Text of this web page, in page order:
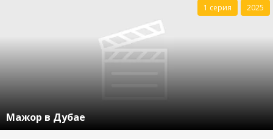
Мажор в Дубае
1 серия 2025